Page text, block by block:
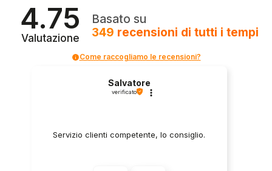
4.75
Valutazione
Basato su
349 recensioni di tutti i tempi
Come raccogliamo le recensioni?
Salvatore
verificato
Servizio clienti competente, lo consiglio.